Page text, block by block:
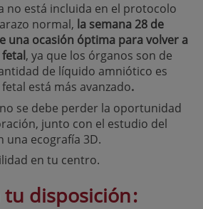
no está incluida en el protocolo
normal, la semana 28 de
una ocasión óptima para volver a
, ya que los órganos son de
de líquido amniótico es
está más avanzado.
se debe perder la oportunidad
junto con el estudio del
una ecografía 3D.
en tu centro.
tu disposición